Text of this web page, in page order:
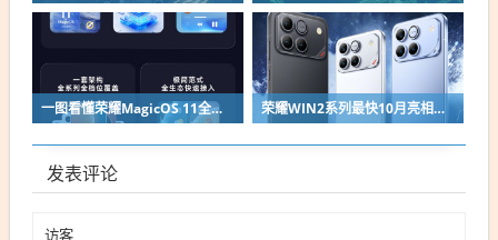
一图看懂荣耀MagicOS 11全新双架构：安卓底层重构 液态玻璃效果拉满 荣耀WIN2系列最快10月亮相：2nm芯片+万级电池组合同档唯一
发表评论